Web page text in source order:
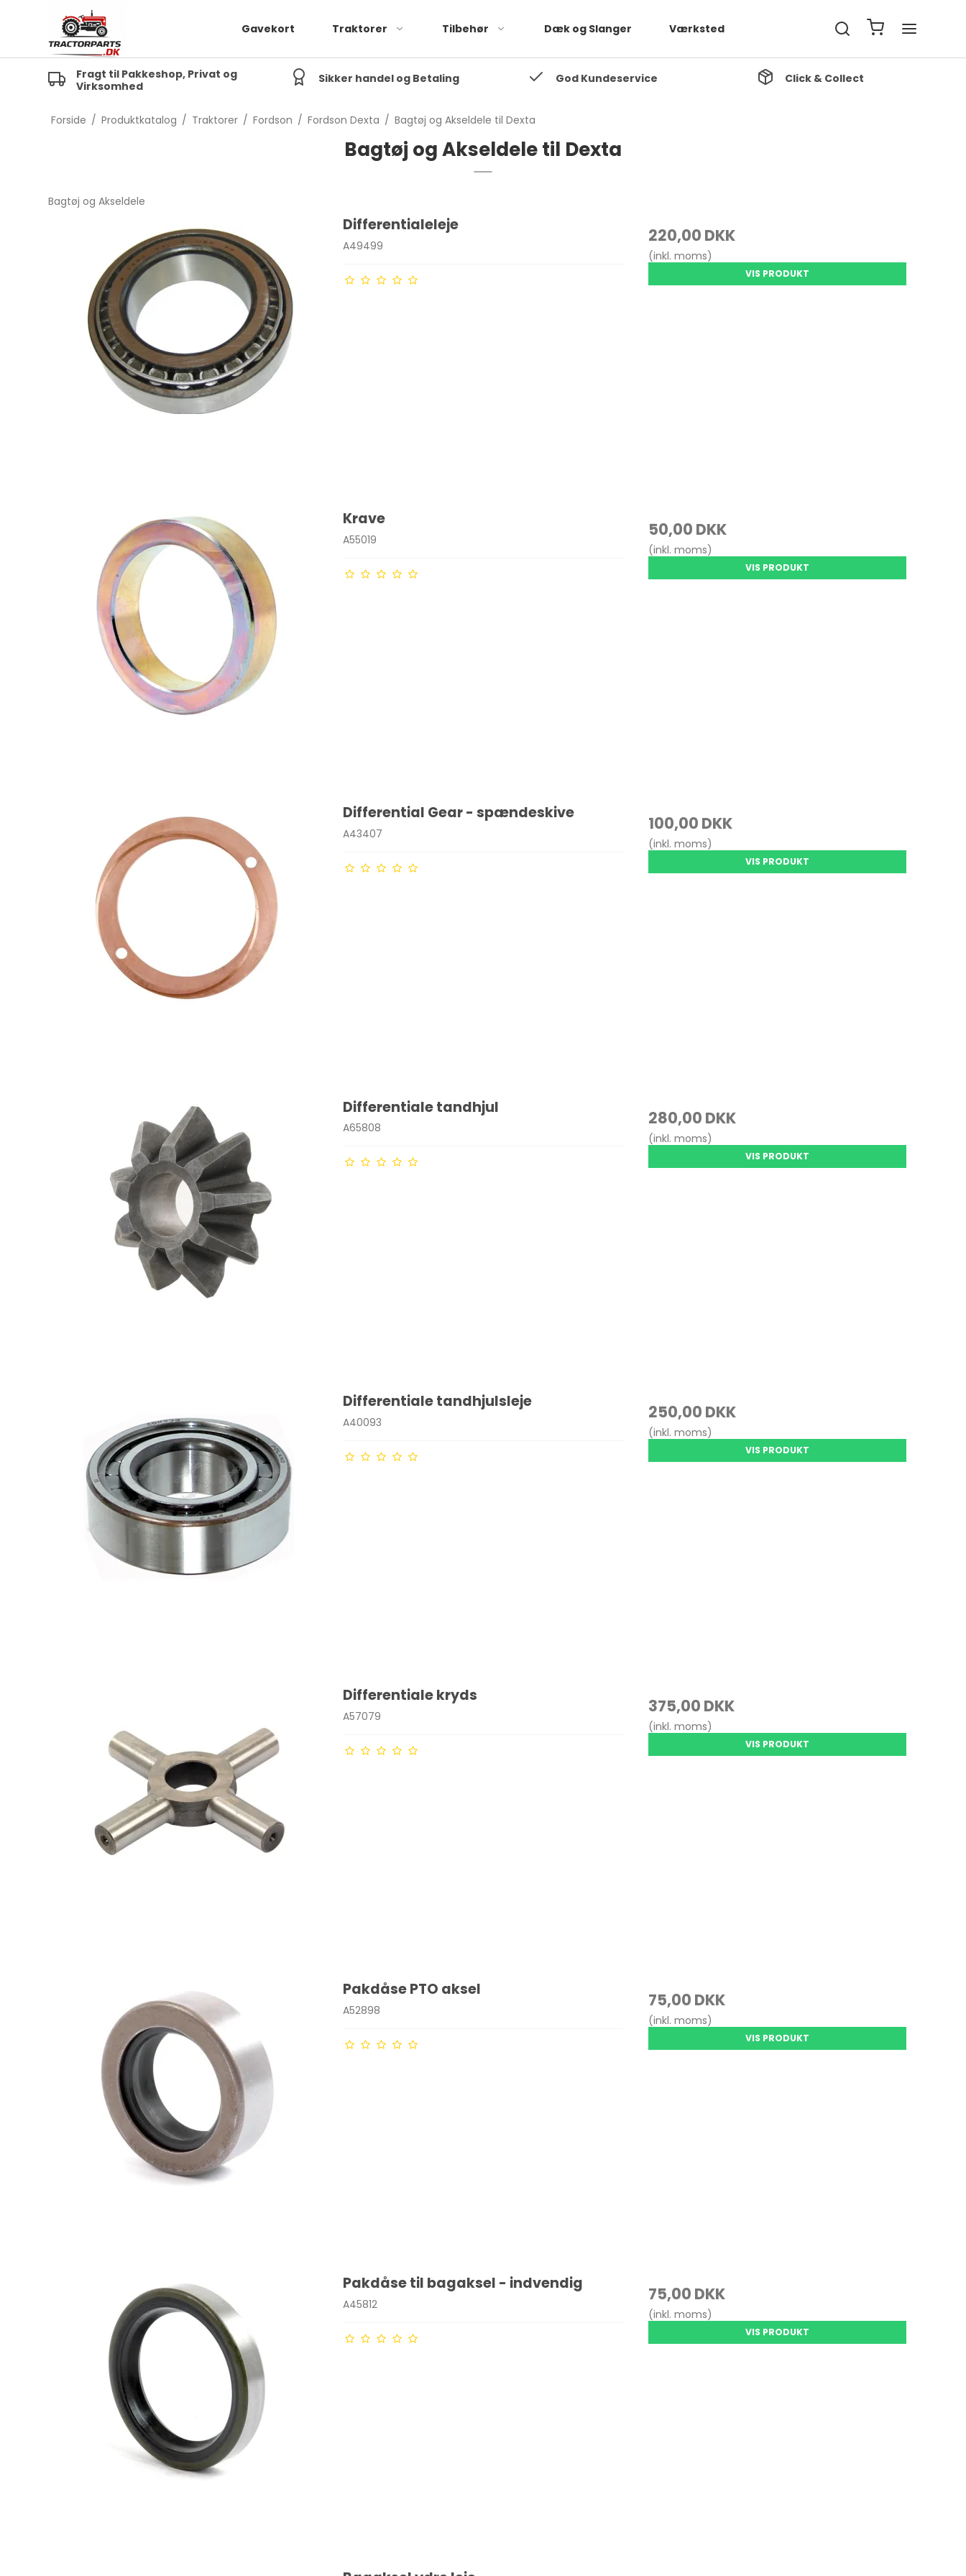
Gavekort Traktorer
TEA20
MF 135
Fordson Super Dexta
Fordson Major
Tilbehør Dæk og Slanger Værksted
Fragt til Pakkeshop, Privat og
Virksomhed
Sikker handel og Betaling God Kundeservice Click & Collect
Forside / Produktkatalog / Traktorer / Fordson / Fordson Dexta / Bagtøj og Akseldele til Dexta
Bagtøj og Akseldele til Dexta
Bagtøj og Akseldele
Differentialeleje
A49499 220,00 DKK
(inkl. moms)
VIS PRODUKT
Krave
A55019 50,00 DKK
(inkl. moms)
VIS PRODUKT
Differential Gear - spændeskive
A43407 100,00 DKK
(inkl. moms)
VIS PRODUKT
Differentiale tandhjul
A65808 280,00 DKK
(inkl. moms)
VIS PRODUKT
Differentiale tandhjulsleje
A40093 250,00 DKK
(inkl. moms)
VIS PRODUKT
Differentiale kryds
A57079 375,00 DKK
(inkl. moms)
VIS PRODUKT
Pakdåse PTO aksel
A52898 75,00 DKK
(inkl. moms)
VIS PRODUKT
Pakdåse til bagaksel - indvendig
A45812 75,00 DKK
(inkl. moms)
VIS PRODUKT